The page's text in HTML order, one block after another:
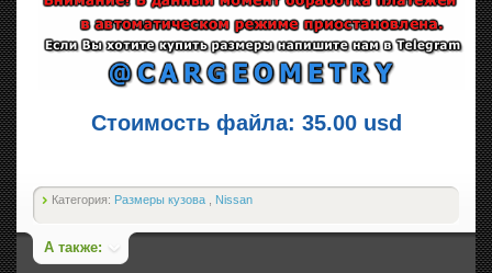
Стоимость файла: 35.00 usd
Категория: Размеры кузова Nissan
А также: